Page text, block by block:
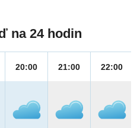
na 24 hodin
20:00 21:00 22:00